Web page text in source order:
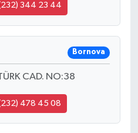
344 23 44
Bornova
CAD. NO:38
478 45 08